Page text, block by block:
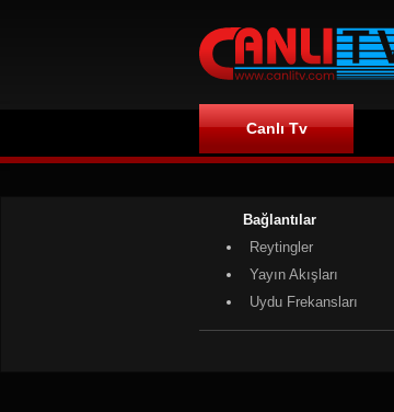
Canlı Tv
Bağlantılar
Reytingler
Yayın Akışları
Uydu Frekansları